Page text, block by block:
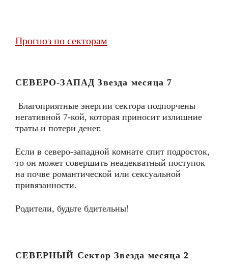
Прогноз по секторам
СЕВЕРО-ЗАПАД Звезда месяца 7
Благоприятные энергии сектора подпорчены
негативной 7-кой, которая приносит излишние
траты и потери денег.
Если в северо-западной комнате спит подросток,
то он может совершить неадекватный поступок
на почве романтической или сексуальной
привязанности.
Родители, будьте бдительны!
СЕВЕРНЫЙ СекторЗвезда месяца2